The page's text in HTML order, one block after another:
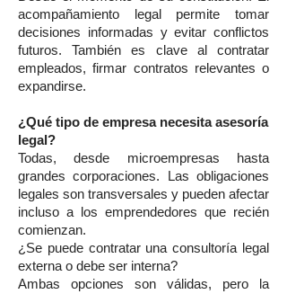
acompañamiento legal permite tomar
decisiones informadas y evitar conflictos
futuros. También es clave al contratar
empleados, firmar contratos relevantes o
expandirse.
¿Qué tipo de empresa necesita asesoría
legal?
Todas, desde microempresas hasta
grandes corporaciones. Las obligaciones
legales son transversales y pueden afectar
incluso a los emprendedores que recién
comienzan.
¿Se puede contratar una consultoría legal
externa o debe ser interna?
Ambas opciones son válidas, pero la